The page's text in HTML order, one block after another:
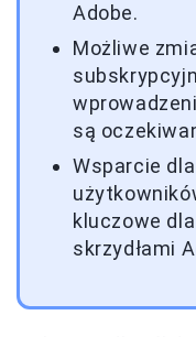
Adobe.
Możliwe
są
Wsparcie
kluczowe
skrzydłami